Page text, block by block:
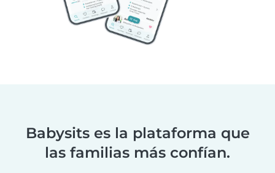
Babysits es la plataforma que
las familias más confían.